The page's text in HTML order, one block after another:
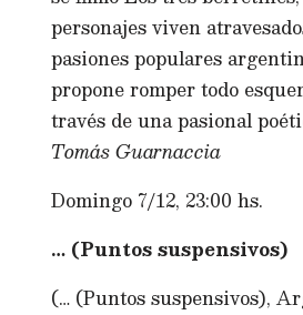
personajes viven
pasiones populares
propone romper todo
través de una pasional
Tomás Guarnaccia
Domingo 7/12, 23:00 hs.
… (Puntos suspensivos)
(… (Puntos suspensivos),